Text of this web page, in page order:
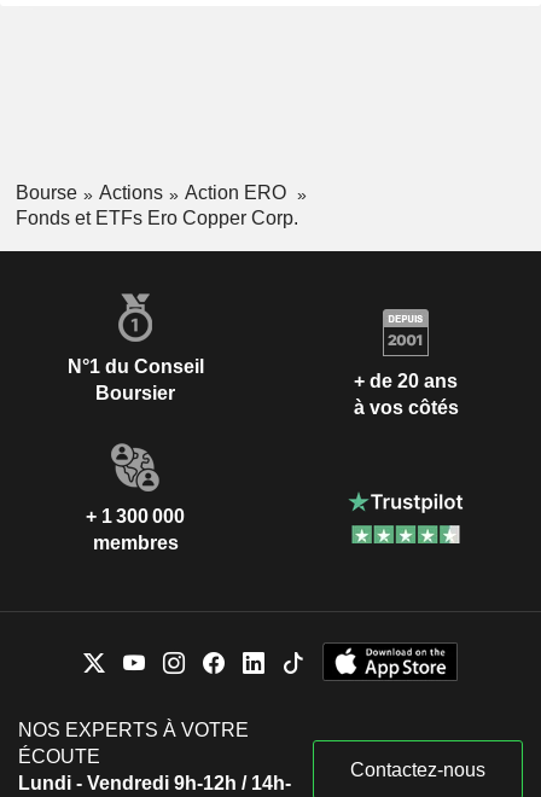
Bourse Actions
Action ERO
Fonds et ETFs Ero Copper Corp.
N°1 du Conseil
Boursier
+ de 20 ans
à vos côtés
+ 1 300 000
membres
NOS EXPERTS À VOTRE
ÉCOUTE
Lundi - Vendredi 9h-12h / 14h-
Contactez-nous